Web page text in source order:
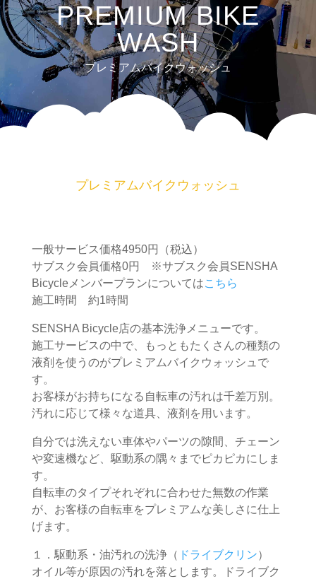
PREMIUM BIKE
WASH
プレミアムバイクウォッシュ
プレミアムバイクウォッシュ
一般サービス価格4950円（税込）
サブスク会員価格0円 ※サブスク会員SENSHA
Bicycleメンバープランについてはこちら
施工時間 約1時間
SENSHA Bicycle店の基本洗浄メニューです。
施工サービスの中で、もっともたくさんの種類の
液剤を使うのがプレミアムバイクウォッシュで
す。
お客様がお持ちになる自転車の汚れは千差万別。
汚れに応じて様々な道具、液剤を用います。
自分では洗えない車体やパーツの隙間、チェーン
や変速機など、駆動系の隅々までピカピカにしま
す。
自転車のタイプそれぞれに合わせた無数の作業
が、お客様の自転車をプレミアムな美しさに仕上
げます。
１．駆動系・油汚れの洗浄（ ドライブクリン）
オイル等が原因の汚れを落とします。ドライブク